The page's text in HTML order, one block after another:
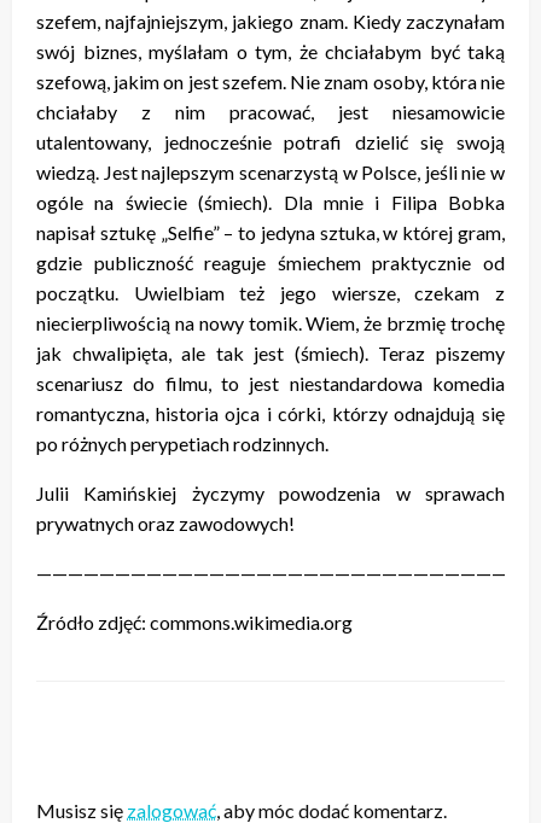
szefem, najfajniejszym, jakiego znam. Kiedy zaczynałam
swój biznes, myślałam o tym, że chciałabym być taką
szefową, jakim on jest szefem. Nie znam osoby, która nie
chciałaby z nim pracować, jest niesamowicie
utalentowany, jednocześnie potrafi dzielić się swoją
wiedzą. Jest najlepszym scenarzystą w Polsce, jeśli nie w
ogóle na świecie (śmiech). Dla mnie i Filipa Bobka
napisał sztukę „Selfie” – to jedyna sztuka, w której gram,
gdzie publiczność reaguje śmiechem praktycznie od
początku. Uwielbiam też jego wiersze, czekam z
niecierpliwością na nowy tomik. Wiem, że brzmię trochę
jak chwalipięta, ale tak jest (śmiech). Teraz piszemy
scenariusz do filmu, to jest niestandardowa komedia
romantyczna, historia ojca i córki, którzy odnajdują się
po różnych perypetiach rodzinnych.
Julii Kamińskiej życzymy powodzenia w sprawach
prywatnych oraz zawodowych!
Źródło zdjęć: commons.wikimedia.org
Musisz się zalogować, aby móc dodać komentarz.